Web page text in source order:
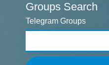
Groups Search
Telegram Groups